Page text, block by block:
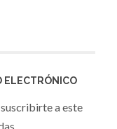
ELECTRÓNICO
a este